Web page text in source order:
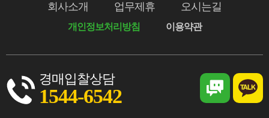
회사소개 업무제휴 오시는길
개인정보처리방침 이용약관
경매입찰상담
1544-6542